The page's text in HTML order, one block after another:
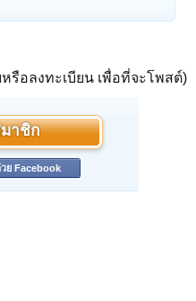
รือลงทะเบียน เพื่อที่จะโพสต์)
าชิก
ย Facebook